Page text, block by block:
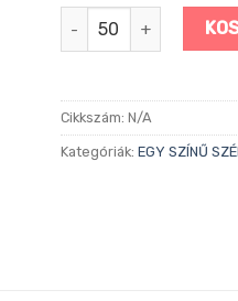
Szélesített EZÜST
Cikkszám: N/A
Kategóriák: EGY SZÍNŰ